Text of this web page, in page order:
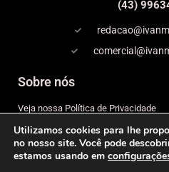
(43)
Sobre nós
Veja nossa Política de Privacidade
Copyright
Expediente
Utilizamos cookies para lhe
no nosso site. Você pode
estamos usando em